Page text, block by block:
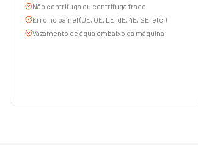
Não centrifuga ou centrifuga fraco
Erro no painel (UE, OE, LE, dE, 4E, SE, etc.)
Vazamento de água embaixo da máquina